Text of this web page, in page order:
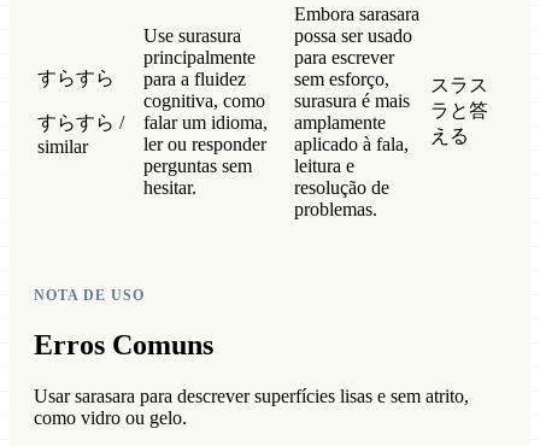
すらすら
すらすら /
similar
Use surasura
principalmente
para a fluidez
cognitiva, como
falar um idioma,
ler ou responder
perguntas sem
hesitar.
Embora sarasara
possa ser usado
para escrever
sem esforço,
surasura é mais
amplamente
aplicado à fala,
leitura e
resolução de
problemas.
スラス
ラと答
える
NOTA DE USO
Erros Comuns
Usar sarasara para descrever superfícies lisas e sem atrito,
como vidro ou gelo.